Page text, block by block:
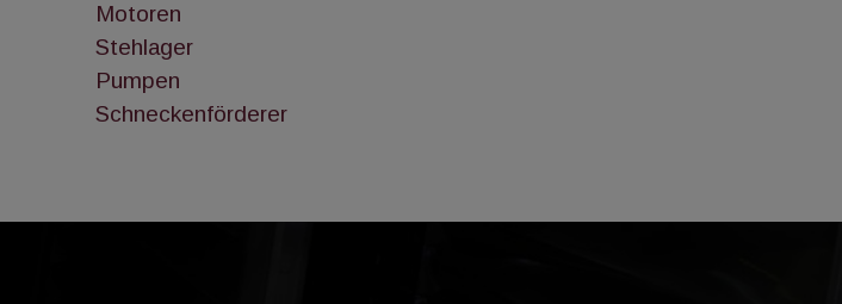
Motoren
Stehlager
Pumpen
Schneckenförderer